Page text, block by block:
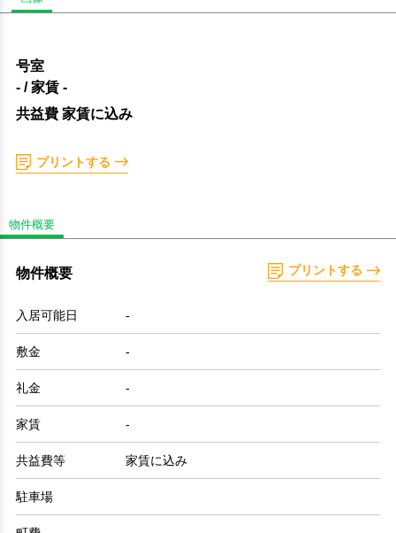
号室
-/ 家賃 -
共益費 家賃に込み
プリントする
物件概要
物件概要 プリントする
入居可能日 -
敷金 -
礼金 -
家賃 -
共益費等 家賃に込み
駐車場